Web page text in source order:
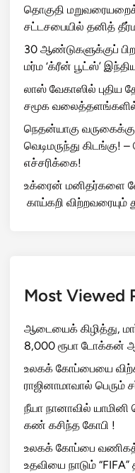
தொகுதி
சட்டசபையில் தனித்
30 ஆண்டுகளுக்குப்
மர்ம ‘க்ரீன் பூட்ஸ்’
லாஸ் வேகாஸில் புதிய
சமூக
நெதன்யாகு வருகைக்கு
வெடிமருந்து கிடங்கு!
எச்சரிக்கை!
உக்ரைன் மனிதர்களை
காய்கறி விற்றவரையும்
Most Viewed
ஆடையைக் கிழித்து,
8,000 ரூபா டோக்கன்
உலகக் கோப்பையை
ராஜினாமாவால் பெரும்
நீயா நானாவில்
கண் கசிந்த கோபி !
உலகக் கோப்பை வணிகத்
உதவியை நாடும்